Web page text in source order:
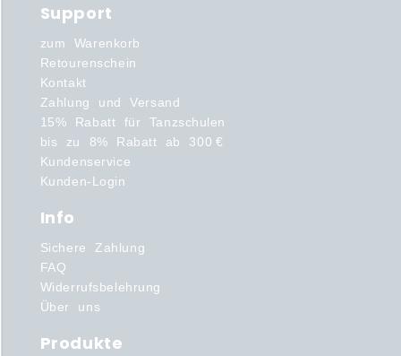
Support
zum Warenkorb
Retourenschein
Kontakt
Zahlung und Versand
15% Rabatt für Tanzschulen
bis zu 8% Rabatt ab 300 €
Kundenservice
Kunden-Login
Info
Sichere Zahlung
FAQ
Widerrufsbelehrung
Über uns
Produkte